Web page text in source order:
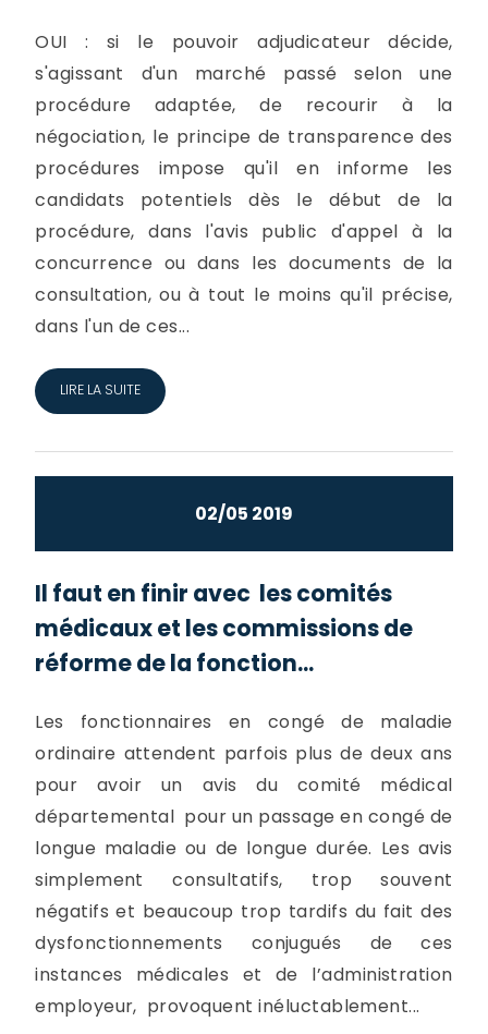
OUI : si le pouvoir adjudicateur décide,
s'agissant d'un marché passé selon une
procédure adaptée, de recourir à la
négociation, le principe de transparence des
procédures impose qu'il en informe les
candidats potentiels dès le début de la
procédure, dans l'avis public d'appel à la
concurrence ou dans les documents de la
consultation, ou à tout le moins qu'il précise,
dans l'un de ces...
LIRE LA SUITE
02/05 2019
Il faut en finir avec les comités
médicaux et les commissions de
réforme de la fonction...
Les fonctionnaires en congé de maladie
ordinaire attendent parfois plus de deux ans
pour avoir un avis du comité médical
départemental pour un passage en congé de
longue maladie ou de longue durée. Les avis
simplement consultatifs, trop souvent
négatifs et beaucoup trop tardifs du fait des
dysfonctionnements conjugués de ces
instances médicales et de l’administration
employeur, provoquent inéluctablement...